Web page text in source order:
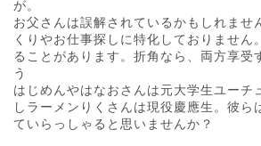
が。
お父さんは誤解されているかもしれませ
くりやお仕事探しに特化しておりません
ることがあります。折角なら、両方享受
う
はじめんやはなおさんは元大学生ユーチ
しラーメンりくさんは現役慶應生。彼ら
ていらっしゃると思いませんか？